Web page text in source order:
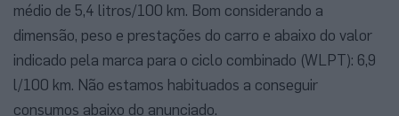
médio de 5,4 litros/100 km. Bom considerando a
dimensão, peso e prestações do carro e abaixo do valor
indicado pela marca para o ciclo combinado (WLPT): 6,9
l/100 km. Não estamos habituados a conseguir
consumos abaixo do anunciado.